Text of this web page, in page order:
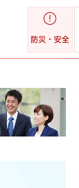
防災・安全